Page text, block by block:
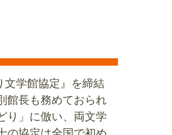
文学館協定』を締結
館長も務めておられ
り」に倣い、両文学